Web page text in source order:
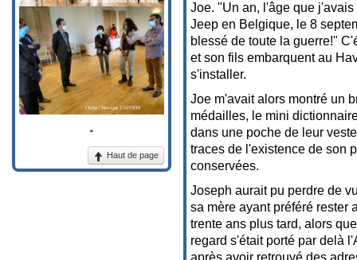
Haut de page
Joe. "Un an, l'âge que
Jeep en Belgique, le 8
blessé de toute la guerre!"
et son fils embarquent au
s'installer.
Joe m'avait alors montré un
médailles, le mini
dans une poche de leur
traces de l'existence de son
conservées.
Joseph aurait pu perdre de
sa mère ayant préféré rester
trente ans plus tard, alors
regard s'était porté par delà